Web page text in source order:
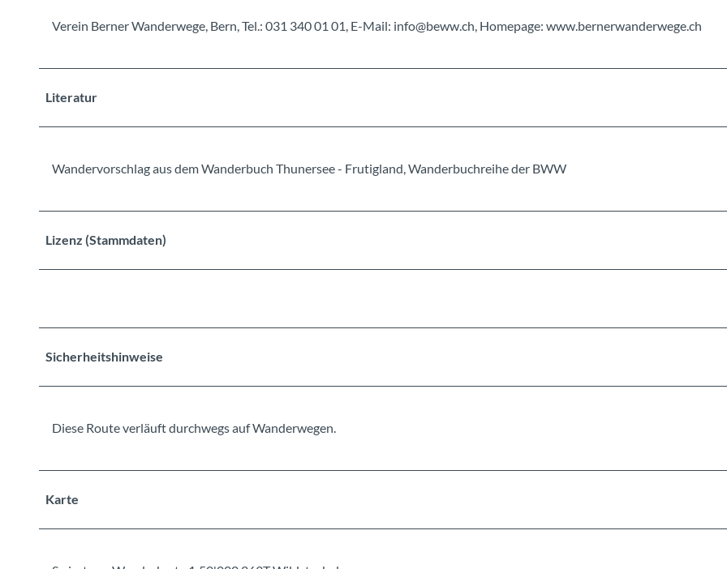
Verein Berner Wanderwege, Bern, Tel.: 031 340 01 01, E-Mail: info@beww.ch, Homepage: www.bernerwanderwege.ch
Literatur
Wandervorschlag aus dem Wanderbuch Thunersee - Frutigland, Wanderbuchreihe der BWW
Lizenz (Stammdaten)
Sicherheitshinweise
Diese Route verläuft durchwegs auf Wanderwegen.
Karte